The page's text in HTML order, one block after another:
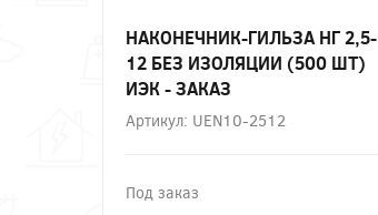
НАКОНЕЧНИК-ГИЛЬЗА НГ 2,5-
12 БЕЗ ИЗОЛЯЦИИ (500 ШТ)
ИЭК - ЗАКАЗ
Артикул: UEN10-2512
Под заказ